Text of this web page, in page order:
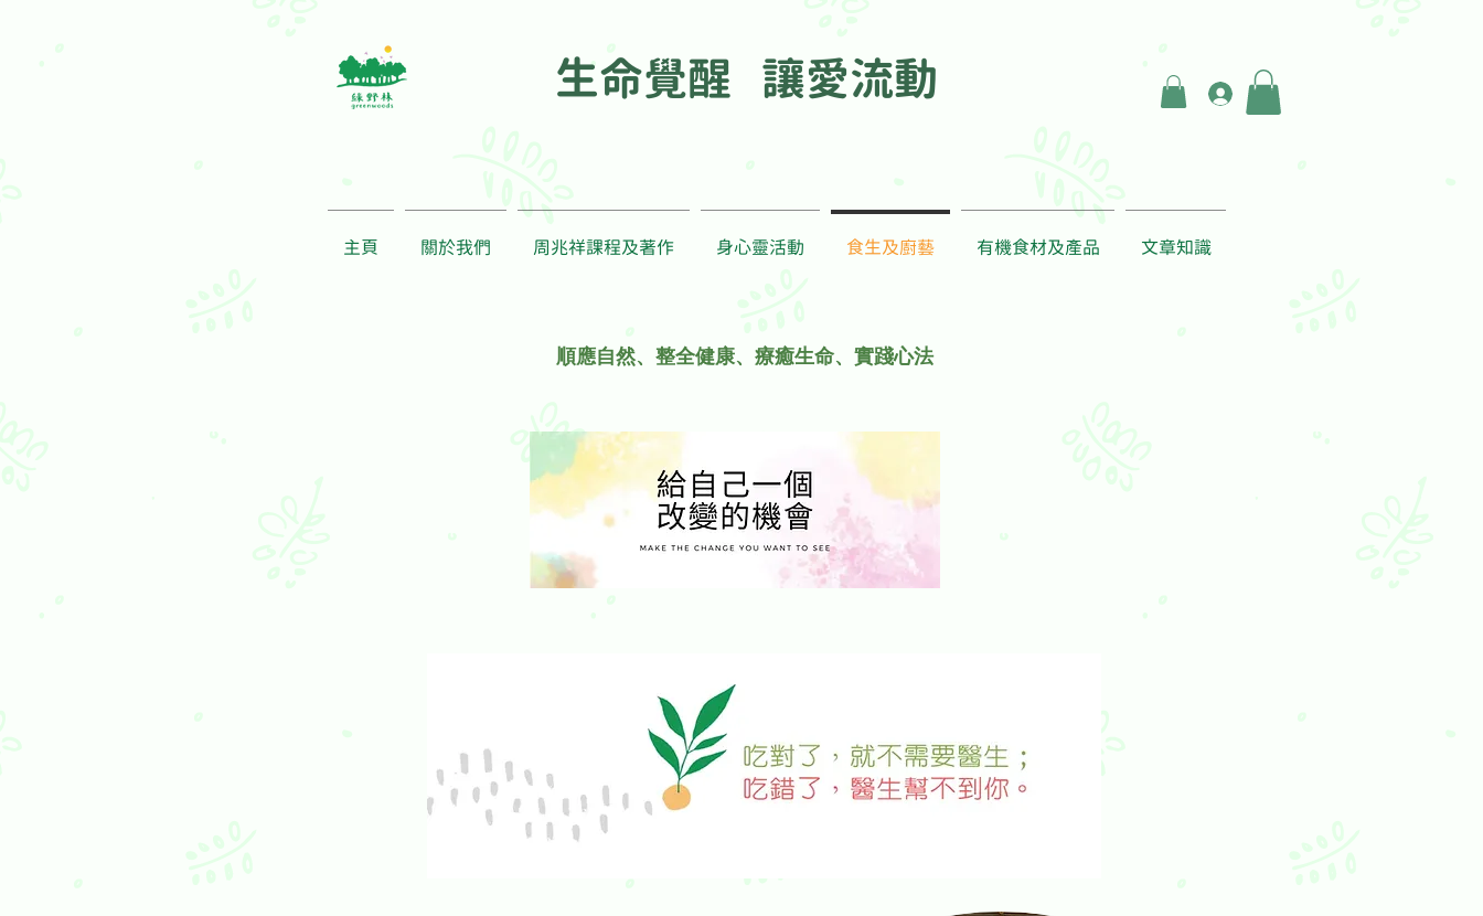
生命覺醒 讓愛流動 登入
主頁 關於我們 周兆祥課程及著作 身心靈活動 食生及廚藝 有機食材及產品 文章知識
​順應自然、整全健康、療癒生命、實踐心法